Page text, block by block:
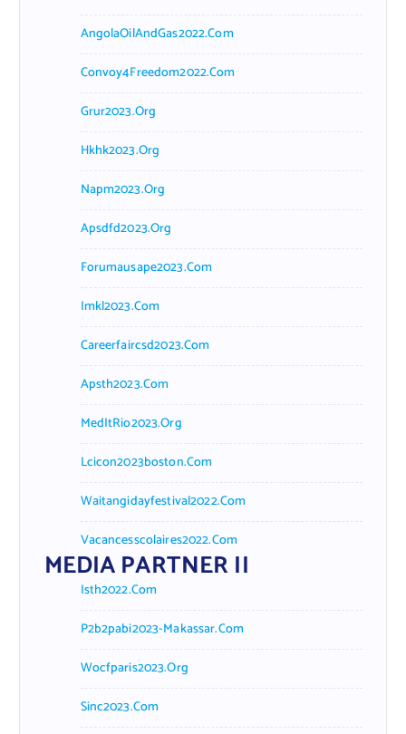
AngolaOilAndGas2022.com
Convoy4Freedom2022.com
Grur2023.org
Hkhk2023.org
Napm2023.org
Apsdfd2023.org
Forumausape2023.com
Imkl2023.com
Careerfaircsd2023.com
Apsth2023.com
MedItRio2023.org
Lcicon2023boston.com
Waitangidayfestival2022.com
Vacancesscolaires2022.com
MEDIA PARTNER II
Isth2022.com
P2b2pabi2023-Makassar.com
Wocfparis2023.org
Sinc2023.com